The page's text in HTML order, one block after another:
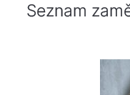
Seznam